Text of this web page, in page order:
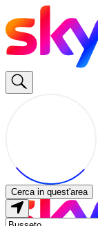
Cerca in quest'area